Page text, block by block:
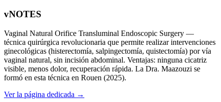
vNOTES
Vaginal Natural Orifice Transluminal Endoscopic Surgery —
técnica quirúrgica revolucionaria que permite realizar intervenciones
ginecológicas (histerectomía, salpingectomía, quistectomía) por vía
vaginal natural, sin incisión abdominal. Ventajas: ninguna cicatriz
visible, menos dolor, recuperación rápida. La Dra. Maazouzi se
formó en esta técnica en Rouen (2025).
Ver la página dedicada →